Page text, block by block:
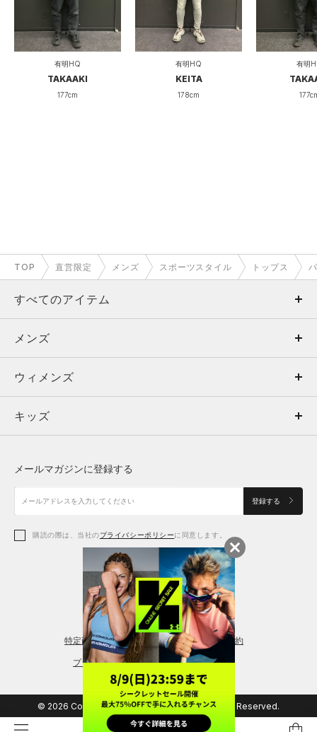
有明HQ
TAKAAKI
177cm
有明HQ
KEITA
178cm
有明
TOP 直営限定 メンズ スポーツスタイル トップス
すべてのアイテム
メンズ
ウィメンズ
キッズ
アクセサリー
メンズ
トップス
ボトムス
アクセサリー
ウィメンズ
トップス
シューズ
アクセサリー
レギンス＆タイツ
キッズ
シューズ
メールマガジンに登録する
登録する
購読の際は、当社のプライバシーポリシーに同意します。
特定商取引法に基づく通販の表記 会員規約
プライバシーポリシー
© 2026 Copyright DOME Corporation. All Rights Reserved.